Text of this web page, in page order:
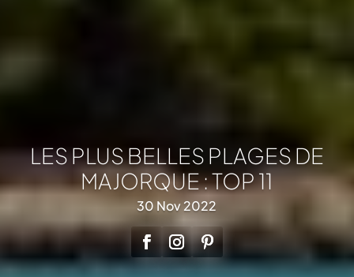
LES PLUS BELLES PLAGES DE
MAJORQUE : TOP 11
30 Nov 2022